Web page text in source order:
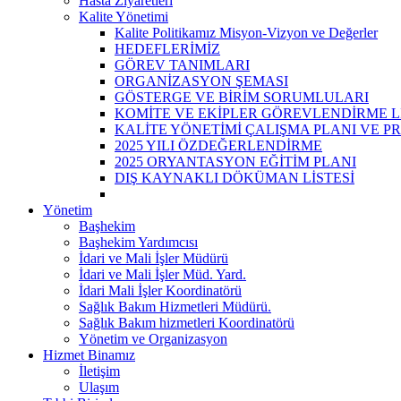
Kalite Yönetimi
Kalite Politikamız Misyon-Vizyon ve Değerler
HEDEFLERİMİZ
GÖREV TANIMLARI
ORGANİZASYON ŞEMASI
GÖSTERGE VE BİRİM SORUMLULARI
KOMİTE VE EKİPLER GÖREVLENDİRME
KALİTE YÖNETİMİ ÇALIŞMA PLANI VE
2025 YILI ÖZDEĞERLENDİRME
2025 ORYANTASYON EĞİTİM PLANI
DIŞ KAYNAKLI DÖKÜMAN LİSTESİ
Yönetim
Başhekim
Başhekim Yardımcısı
İdari ve Mali İşler Müdürü
İdari ve Mali İşler Müd. Yard.
İdari Mali İşler Koordinatörü
Sağlık Bakım Hizmetleri Müdürü.
Sağlık Bakım hizmetleri Koordinatörü
Yönetim ve Organizasyon
Hizmet Binamız
İletişim
Ulaşım